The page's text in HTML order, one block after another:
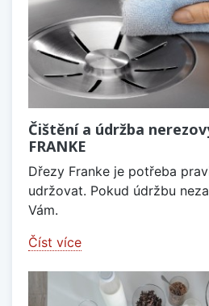
Čištění a údržba
FRANKE
Dřezy Franke je potřeba
udržovat. Pokud údržbu
Vám.
Číst více